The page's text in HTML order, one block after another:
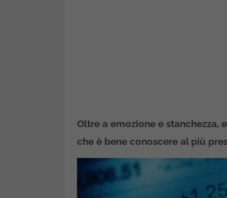
Oltre a emozione e stanchezza,
che è bene conoscere al più